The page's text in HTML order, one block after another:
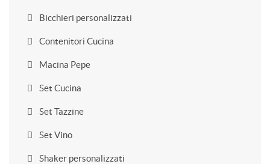
Bicchieri personalizzati
Contenitori Cucina
Macina Pepe
Set Cucina
Set Tazzine
Set Vino
Shaker personalizzati